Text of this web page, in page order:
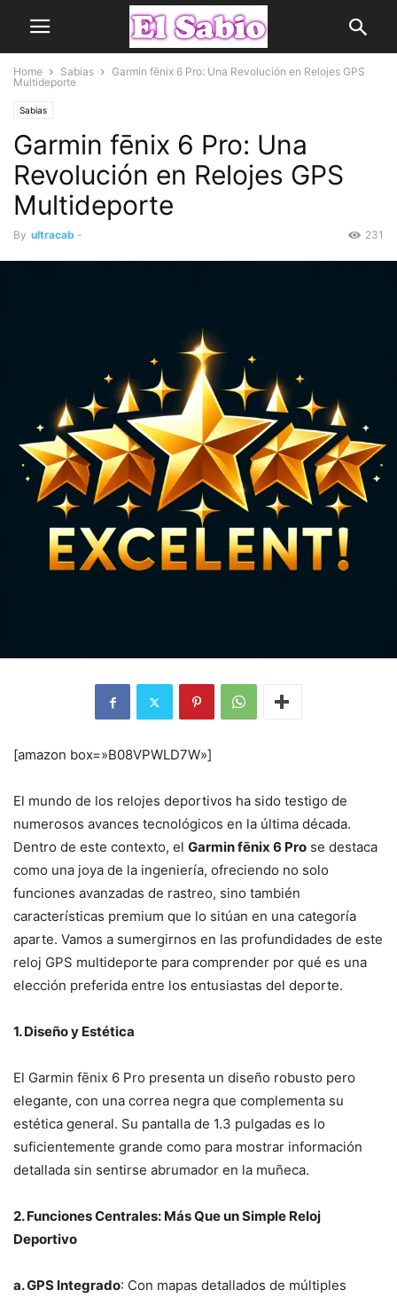
Home Sabias
Garmin fēnix 6 Pro: Una Revolución en Relojes GPS
Multideporte
Sabias
Garmin fēnix 6 Pro: Una
Revolución en Relojes GPS
Multideporte
By ultracab - 231
[amazon box=»B08VPWLD7W»]
El mundo de los relojes deportivos ha sido testigo de
numerosos avances tecnológicos en la última década.
Dentro de este contexto, el Garmin fēnix 6 Pro se destaca
como una joya de la ingeniería, ofreciendo no solo
funciones avanzadas de rastreo, sino también
características premium que lo sitúan en una categoría
aparte. Vamos a sumergirnos en las profundidades de este
reloj GPS multideporte para comprender por qué es una
elección preferida entre los entusiastas del deporte.
1. Diseño y Estética
El Garmin fēnix 6 Pro presenta un diseño robusto pero
elegante, con una correa negra que complementa su
estética general. Su pantalla de 1.3 pulgadas es lo
suficientemente grande como para mostrar información
detallada sin sentirse abrumador en la muñeca.
2. Funciones Centrales: Más Que un Simple Reloj
Deportivo
a. GPS Integrado: Con mapas detallados de múltiples